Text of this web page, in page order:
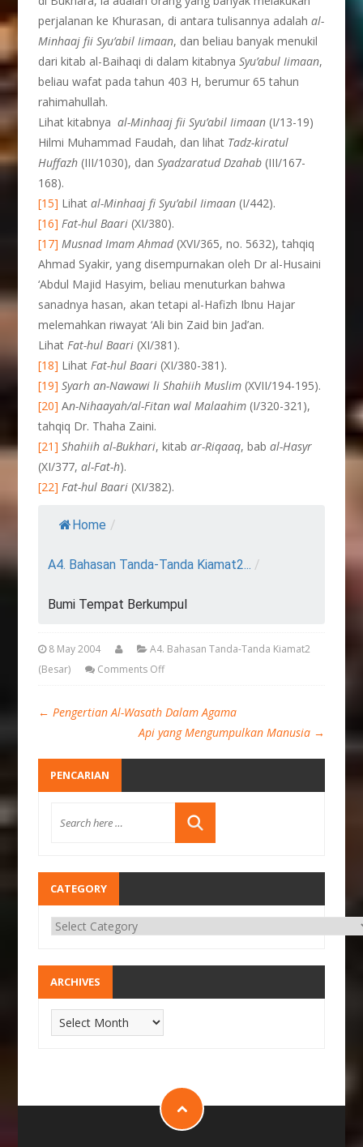
perjalanan ke Khurasan, di antara tulisannya adalahal-
Minhaaj fii Syu’abilIimaan, dan beliau banyak menukil
dari kitab al-Baihaqi di dalam kitabnyaSyu’abul Iimaan,
beliau wafat pada tahun 403 H, berumur 65 tahun
rahimahullah.
Lihat kitabnyaal-Minhaaj fii Syu’abil Iimaan (I/13-19)
Hilmi Muhammad Faudah, dan lihat Tadz-kiratul
Huffazh (III/1030), danSyadzaratud Dzahab (III/167-
168).
[15] Lihatal-Minhaaj fi Syu’abil Iimaan (I/442).
[16] Fat-hul Baari (XI/380).
[17] Musnad Imam Ahmad (XVI/365, no. 5632), tahqiq
Ahmad Syakir, yang disempurnakan oleh Dr al-Husaini
‘Abdul Majid Hasyim, beliau menuturkan bahwa
sanadnya hasan, akan tetapi al-Hafizh Ibnu Hajar
melemahkan riwayat ‘Ali bin Zaid bin Jad’an.
LihatFat-hul Baari (XI/381).
[18] LihatFat-hul Baari (XI/380-381).
[19] Syarh an-Nawawi liShahiih Muslim (XVII/194-195).
[20] An-Nihaayah/al-Fitan wal Malaahim (I/320-321),
tahqiq Dr. Thaha Zaini.
[21] Shahiih al-Bukhari, kitabar-Riqaaq, babal-Hasyr
(XI/377,al-Fat-h).
[22] Fat-hul Baari (XI/382).
Home /
A4. Bahasan Tanda-Tanda Kiamat2... /
Bumi Tempat Berkumpul
8 May 2004
A4. Bahasan Tanda-Tanda Kiamat2
(Besar)
Comments Off
← Pengertian Al-Wasath Dalam Agama
Api yang Mengumpulkan Manusia →
PENCARIAN
CATEGORY
ARCHIVES